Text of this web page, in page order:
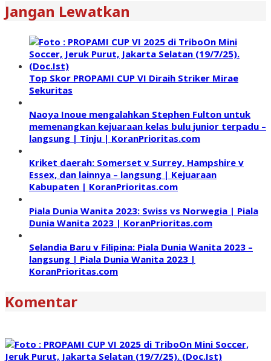
Jangan Lewatkan
Top Skor PROPAMI CUP VI Diraih Striker Mirae
Sekuritas
Naoya Inoue mengalahkan Stephen Fulton untuk
memenangkan kejuaraan kelas bulu junior terpadu –
langsung | Tinju | KoranPrioritas.com
Kriket daerah: Somerset v Surrey, Hampshire v
Essex, dan lainnya – langsung | Kejuaraan
Kabupaten | KoranPrioritas.com
Piala Dunia Wanita 2023: Swiss vs Norwegia | Piala
Dunia Wanita 2023 | KoranPrioritas.com
Selandia Baru v Filipina: Piala Dunia Wanita 2023 –
langsung | Piala Dunia Wanita 2023 |
KoranPrioritas.com
Komentar